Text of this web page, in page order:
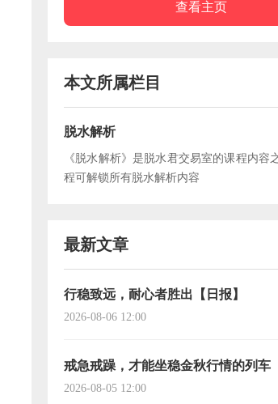
查看主页
本文所属栏目
脱水解析
《脱水解析》是脱水君交易室的课程内容
程可解锁所有脱水解析内容
最新文章
行稳致远，耐心者胜出【日报】
2026-08-06 12:00
戒急戒躁，才能坐稳金秋行情的列车
2026-08-05 12:00